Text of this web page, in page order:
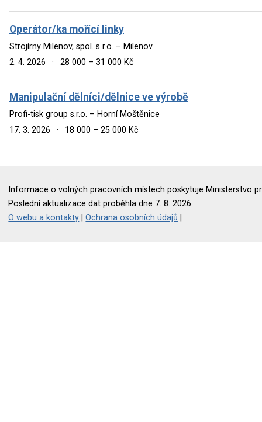
Operátor/ka mořící linky
Strojírny Milenov, spol. s r.o. – Milenov
2. 4. 2026
· 28 000 – 31 000 Kč
Manipulační dělníci/dělnice ve výrobě
Profi-tisk group s.r.o. – Horní Moštěnice
17. 3. 2026
· 18 000 – 25 000 Kč
Informace o volných pracovních místech poskytuje Ministerstvo
Poslední aktualizace dat proběhla dne 7. 8. 2026.
O webu a kontakty |Ochrana osobních údajů